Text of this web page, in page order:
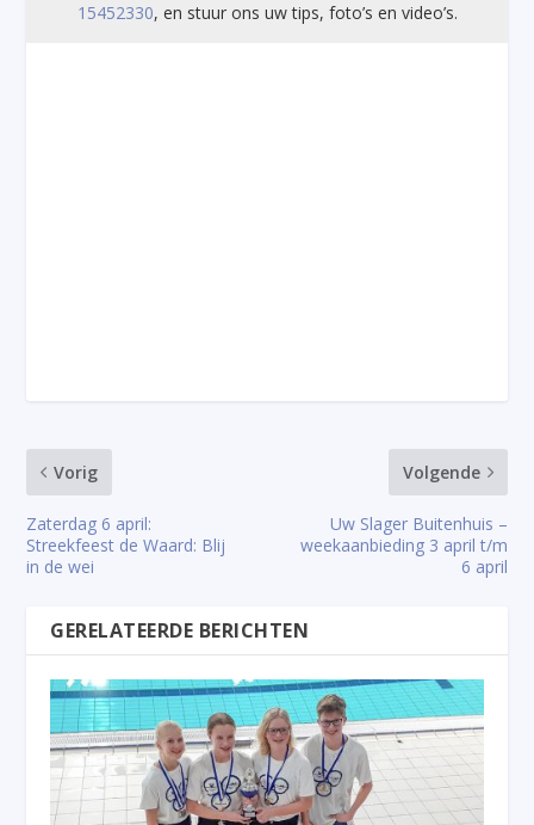
15452330, en stuur ons uw tips, foto’s en video’s.
Vorig
Zaterdag 6 april:
Streekfeest de Waard: Blij
in de wei
Volgende
Uw Slager Buitenhuis –
weekaanbieding 3 april t/m
6 april
GERELATEERDE BERICHTEN